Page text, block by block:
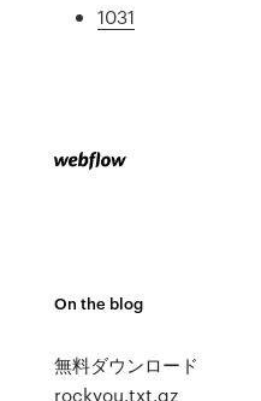
1031
On the blog
無料ダウンロード
rockyou.txt.gz